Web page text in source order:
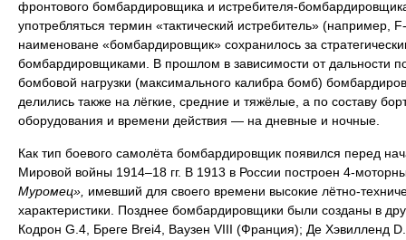
фронтового бомбардировщика и истребителя-
употребляться термин «тактический истребитель» (например,
наименоване «бомбардировщик» сохранилось за
бомбардировщиками. В прошлом в зависимости от дальности
бомбовой нагрузки (максимального калибра бомб)
делились также на лёгкие, средние и тяжёлые, а по составу
оборудования и времени действия — на дневные и ночные.
Как тип боевого самолёта бомбардировщик появился перед
Мировой войны 1914–18 гг. В 1913 в России построен 4-
Муромец», имевший для своего времени высокие лётно-
характеристики. Позднее бомбардировщики были созданы в
Кодрон G.4, Бреге Brei4, Ваузен VIII (Франция); Де Хэвилленд